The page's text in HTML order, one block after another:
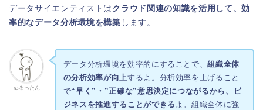
データサイエンティストは クラウド関連の知識を活用して、効
率的なデータ分析環境を構築 します。
ぬるったん
データ分析環境を効率的にすることで、組織全体
の分析効率が向上するよ。分析効率を上げること
で“早く”・”正確な”意思決定につながるから、ビ
ジネスを推進することができる よ。組織全体に強